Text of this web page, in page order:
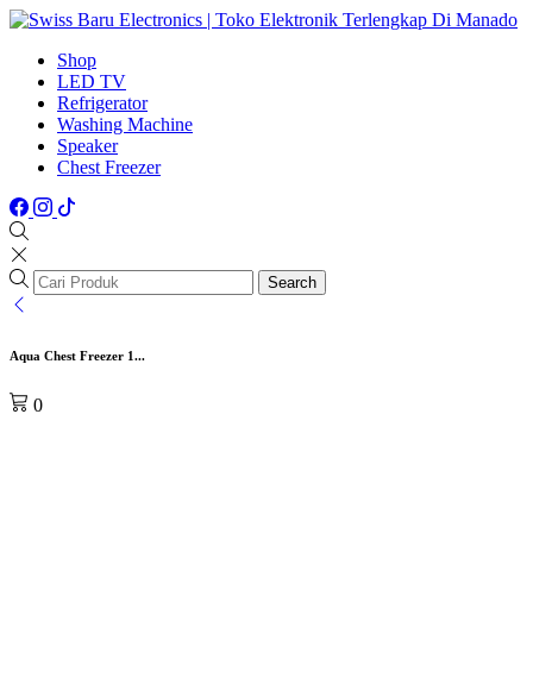
Shop
LED TV
Refrigerator
Washing Machine
Speaker
Chest Freezer
Search
Aqua Chest Freezer 1...
0